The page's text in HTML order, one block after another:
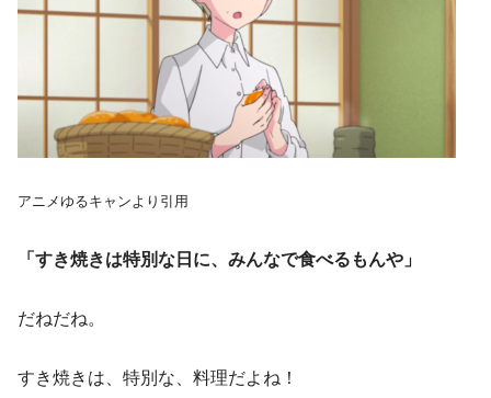
アニメゆるキャンより引用
「すき焼きは特別な日に、みんなで食べるもんや」
だねだね。
すき焼きは、特別な、料理だよね！